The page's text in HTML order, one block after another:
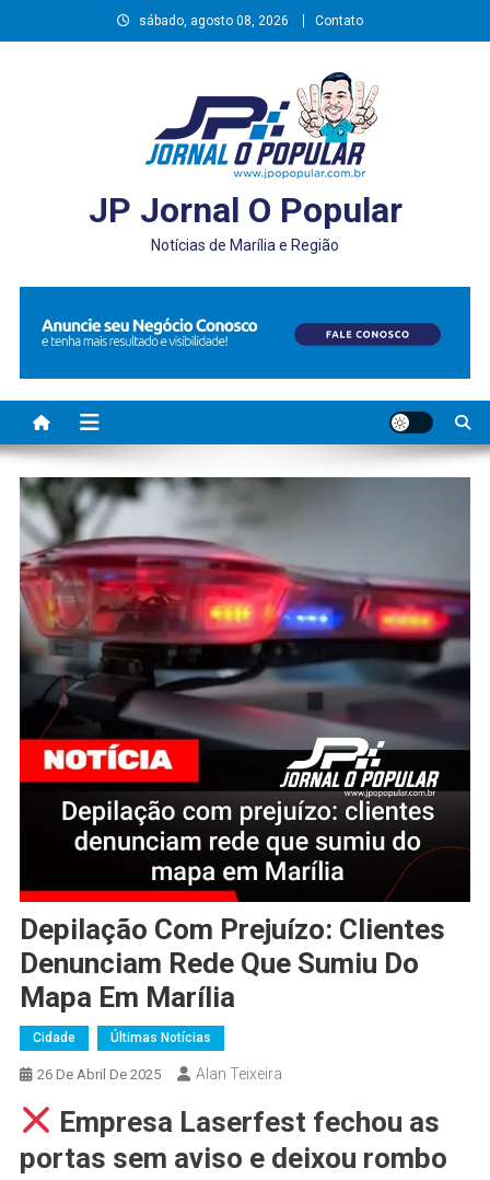
to
sábado, agosto 08, 2026 Contato
JP Jornal O Popular
Notícias de Marília e Região
Depilação Com Prejuízo: Clientes
Denunciam Rede Que Sumiu Do
Mapa Em Marília
Cidade Últimas Notícias
26 De Abril De 2025 Alan Teixeira
Empresa Laserfest fechou as
portas sem aviso e deixou rombo